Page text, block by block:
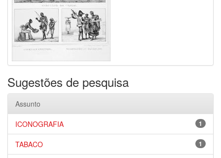
Sugestões de pesquisa
Assunto
1
ICONOGRAFIA
1
TABACO